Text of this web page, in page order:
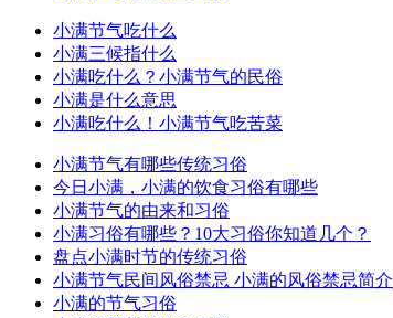
小满节气吃什么
小满三候指什么
小满吃什么？小满节气的民俗
小满是什么意思
小满吃什么！小满节气吃苦菜
小满节气有哪些传统习俗
今日小满，小满的饮食习俗有哪些
小满节气的由来和习俗
小满习俗有哪些？10大习俗你知道几个？
盘点小满时节的传统习俗
小满节气民间风俗禁忌 小满的风俗禁忌简介
小满的节气习俗